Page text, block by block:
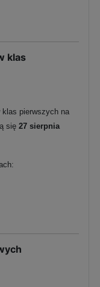
klas
pierwszych na
się 27 sierpnia